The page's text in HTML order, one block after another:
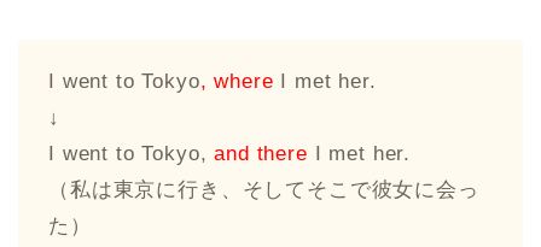
I went to Tokyo, where I met her.
↓
I went to Tokyo,and there I met her.
（私は東京に行き、そしてそこで彼女に会っ
た）